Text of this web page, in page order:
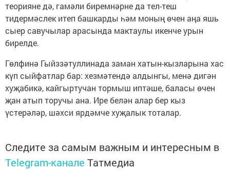
теорияне дә, гамәли биремнәрне да тел-теш
тидермәслек итеп башкарды һәм моның өчен аңа яшь
сыер савучылар арасында мактаулы икенче урын
бирелде.
Гөлфинә Гыйззәтуллинада заман хатын-кызларына хас
күп сыйфатлар бар: хезмәтендә алдынгы, менә дигән
хуҗабикә, кайгыртучан тормыш иптәше, баласы өчен
җан атып торучы ана. Ире белән алар бер кыз
үстерәләр, шәхси ярдәмче хуҗалык тоталар.
Следите за самым важным и интересным в
Telegram-канале Татмедиа